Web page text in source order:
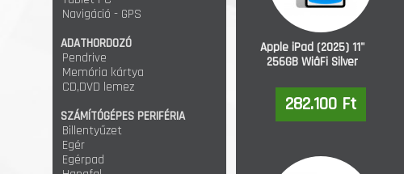
Navigáció - GPS
ADATHORDOZÓ
Pendrive
Memória kártya
CD,DVD lemez
SZÁMÍTÓGÉPES PERIFÉRIA
Billentyűzet
Egér
Egérpad
Apple iPad (2025) 11"
256GB WiâFi Silver
282.100 Ft